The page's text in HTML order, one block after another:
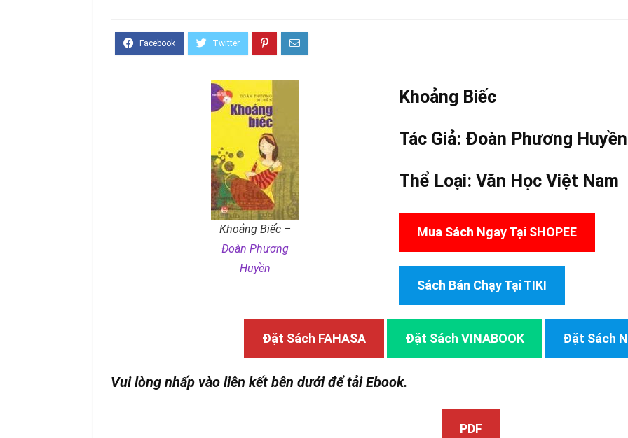
Khoảng Biếc –
Đoàn Phương
Huyền
Khoảng Biếc
Tác Giả: Đoàn Phương Huyền
Thể Loại:Văn Học Việt Nam
Mua Sách Ngay Tại SHOPEE
Sách Bán Chạy Tại TIKI
Đặt Sách FAHASA Đặt Sách VINABOOK Đặt Sách
Vui lòng nhấp vào liên kết bên dưới để tải Ebook.
PDF